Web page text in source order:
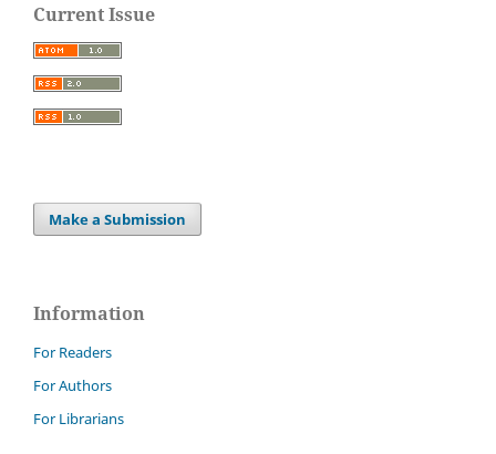
Current Issue
Make a Submission
Information
For Readers
For Authors
For Librarians